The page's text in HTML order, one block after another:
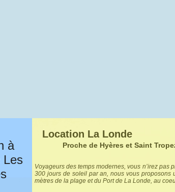
à
Les
Location La Londe
Proche de Hyères et Saint
Voyageurs des temps modernes, vous n’irez pas
300 jours de soleil par an, nous vous
mètres de la plage et du Port de La Londe, au